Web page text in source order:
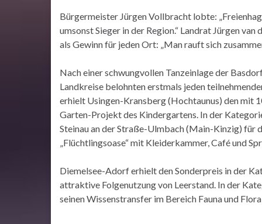
Bürgermeister Jürgen Vollbracht lobte:
umsonst Sieger in der Region.“ Landrat Jürgen
als Gewinn für jeden Ort: „Man rauft sich
Nach einer schwungvollen Tanzeinlage der
Landkreise belohnten erstmals jeden
erhielt Usingen-Kransberg (Hochtaunus) den mit
Garten-Projekt des Kindergartens. In der
Steinau an der Straße-Ulmbach (Main-Kinzig) für
„Flüchtlingsoase“ mit Kleiderkammer, Café und
Diemelsee-Adorf erhielt den Sonderpreis in der
attraktive Folgenutzung von Leerstand. In der
seinen Wissenstransfer im Bereich Fauna und